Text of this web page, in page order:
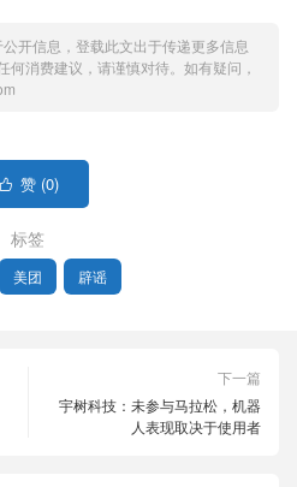
开信息，登载此文出于传递更多信息
何消费建议，请谨慎对待。如有疑问，
赞 (0)
标签
美团 辟谣
下一篇
宇树科技：未参与马拉松，机器
人表现取决于使用者